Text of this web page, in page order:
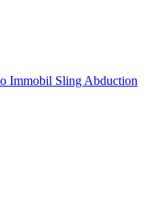
Immobil Sling Abduction